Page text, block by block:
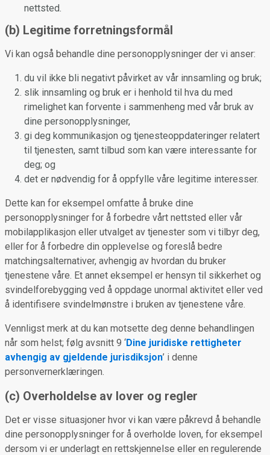
nettsted.
(b) Legitime forretningsformål
Vi kan også behandle dine personopplysninger der vi anser:
du vil ikke bli negativt påvirket av vår innsamling og bruk;
slik innsamling og bruk er i henhold til hva du med
rimelighet kan forvente i sammenheng med vår bruk av
dine personopplysninger,
gi deg kommunikasjon og tjenesteoppdateringer relatert
til tjenesten, samt tilbud som kan være interessante for
deg; og
det er nødvendig for å oppfylle våre legitime interesser.
Dette kan for eksempel omfatte å bruke dine
personopplysninger for å forbedre vårt nettsted eller vår
mobilapplikasjon eller utvalget av tjenester som vi tilbyr deg,
eller for å forbedre din opplevelse og foreslå bedre
matchingsalternativer, avhengig av hvordan du bruker
tjenestene våre. Et annet eksempel er hensyn til sikkerhet og
svindelforebygging ved å oppdage unormal aktivitet eller ved
å identifisere svindelmønstre i bruken av tjenestene våre.
Vennligst merk at du kan motsette deg denne behandlingen
når som helst; følg avsnitt 9 ‘Dine juridiske rettigheter
avhengig av gjeldende jurisdiksjon’ i denne
personvernerklæringen.
(c) Overholdelse av lover og regler
Det er visse situasjoner hvor vi kan være påkrevd å behandle
dine personopplysninger for å overholde loven, for eksempel
dersom vi er underlagt en rettskjennelse eller en regulerende